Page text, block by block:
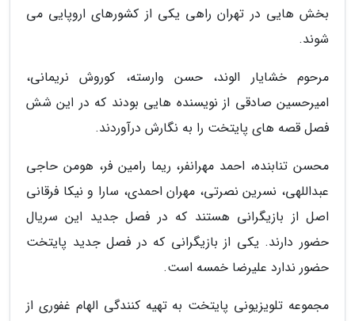
بخش هایی در تهران راهی یکی از کشورهای اروپایی می
شوند.
مرحوم خشایار الوند، حسن وارسته، کوروش نریمانی،
امیرحسین صادقی از نویسنده هایی بودند که در این شش
فصل قصه های پایتخت را به نگارش درآوردند.
محسن تنابنده، احمد مهرانفر، ریما رامین فر، هومن حاجی
عبداللهی، نسرین نصرتی، مهران احمدی، سارا و نیکا فرقانی
اصل از بازیگرانی هستند که در فصل جدید این سریال
حضور دارند. یکی از بازیگرانی که در فصل جدید پایتخت
حضور ندارد علیرضا خمسه است.
مجموعه تلویزیونی پایتخت به تهیه کنندگی الهام غفوری از